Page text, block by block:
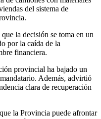
del sistema de
la decisión se toma en un
por la caída de la
financiera.
provincial ha bajado un
Además, advirtió
clara de recuperación
la Provincia puede afrontar